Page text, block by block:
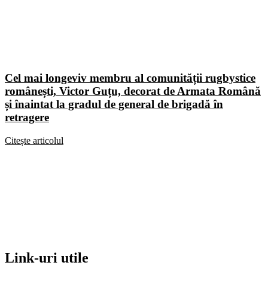
Cel mai longeviv membru al comunității rugbystice
românești, Victor Guțu, decorat de Armata Română
și înaintat la gradul de general de brigadă în
retragere
Citește articolul
Link-uri utile